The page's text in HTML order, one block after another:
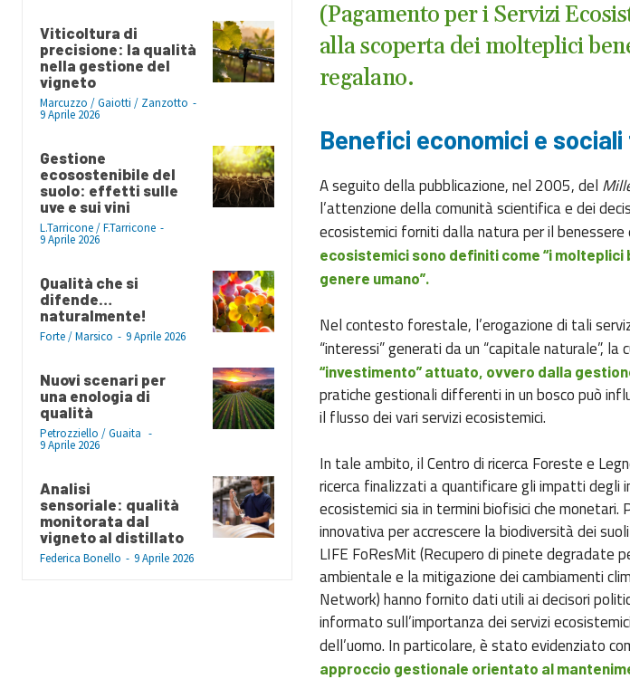
Viticoltura di
precisione: la qualità
nella gestione del
vigneto
Marcuzzo / Gaiotti / Zanzotto -
9 Aprile 2026
Gestione
ecosostenibile del
suolo: effetti sulle
uve e sui vini
L.Tarricone / F.Tarricone -
9 Aprile 2026
Qualità che si
difende…
naturalmente!
Forte / Marsico - 9 Aprile 2026
Nuovi scenari per
una enologia di
qualità
Petrozziello / Guaita -
9 Aprile 2026
Analisi
sensoriale: qualità
monitorata dal
vigneto al distillato
Federica Bonello - 9 Aprile 2026
(Pagamento per i Servizi
alla scoperta dei molteplici
regalano.
Benefici economici e
A seguito della pubblicazione, nel 2005, del
l’attenzione della comunità scientifica e dei
ecosistemici forniti dalla natura per il benessere
ecosistemici sono definiti come “i
genere umano”.
Nel contesto forestale, l’erogazione di tali
“interessi” generati da un “capitale naturale”, la
“investimento” attuato, ovvero dalla
pratiche gestionali differenti in un bosco può
il flusso dei vari servizi ecosistemici.
In tale ambito, il Centro di ricerca Foreste e
ricerca finalizzati a quantificare gli impatti degli
ecosistemici sia in termini biofisici che
innovativa per accrescere la biodiversità dei
LIFE FoResMit (Recupero di pinete degradate
ambientale e la mitigazione dei cambiamenti
Network) hanno fornito dati utili ai decisori
informato sull’importanza dei servizi
dell’uomo. In particolare, è stato evidenziato
approccio gestionale orientato al